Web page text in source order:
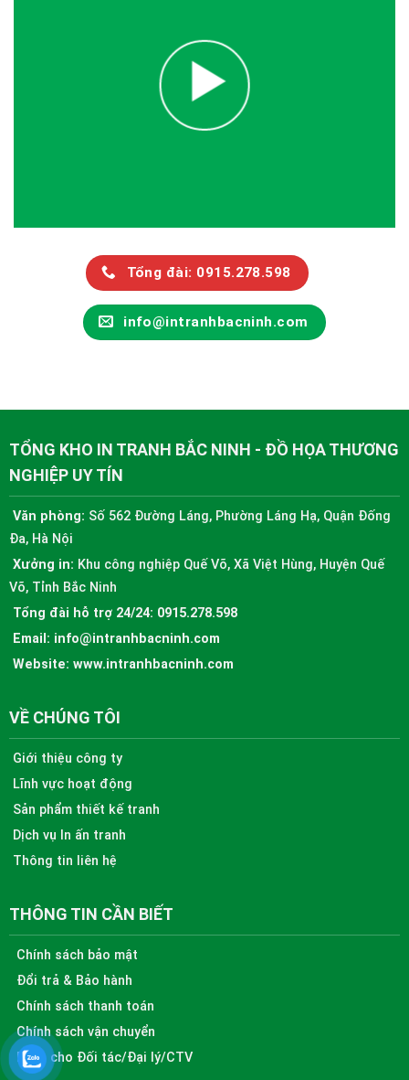
Tổng đài: 0915.278.598
info@intranhbacninh.com
TỔNG KHO IN TRANH BẮC NINH - ĐỒ HỌA THƯƠNG
NGHIỆP UY TÍN
Văn phòng: Số 562 Đường Láng, Phường Láng Hạ, Quận Đống
Đa, Hà Nội
Xưởng in: Khu công nghiệp Quế Võ, Xã Việt Hùng, Huyện Quế
Võ, Tỉnh Bắc Ninh
Tổng đài hỗ trợ 24/24: 0915.278.598
Email: info@intranhbacninh.com
Website: www.intranhbacninh.com
VỀ CHÚNG TÔI
Giới thiệu công ty
Lĩnh vực hoạt động
Sản phẩm thiết kế tranh
Dịch vụ In ấn tranh
Thông tin liên hệ
THÔNG TIN CẦN BIẾT
Chính sách bảo mật
Đổi trả & Bảo hành
Chính sách thanh toán
Chính sách vận chuyển
Dành cho Đối tác/Đại lý/CTV